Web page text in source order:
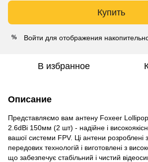
Купить
% Войти для отображения
В избранное
Описание
Представляємо вам антену Foxeer
2.6dBi 150мм (2 шт) - надійне і
вашої системи FPV. Ці антени розроблені
передових технологій і виготовлені з
що забезпечує стабільний і чистий